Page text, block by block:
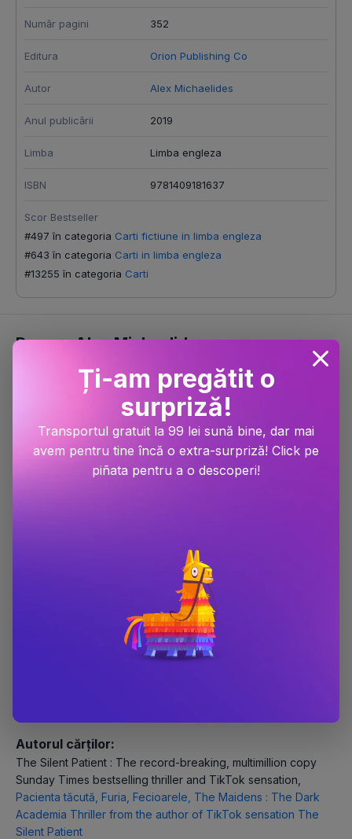
Număr pagini 352
Editura Orion Publishing Co
Autor Alex Michaelides
Anul publicării 2019
Limba Limba engleza
ISBN 9781409181637
Scor Bestseller
#497 în categoria Carti fictiune in limba engleza
#643 în categoria Carti in limba engleza
#13255 în categoria Carti
Despre Alex Michaelides
Alex Michaelides inclusiv volume lansate in exclusivitate, carti
in limba engleza si noutati. Alex Michaelides se bucura de un
succes rasunator la nivelul international, cu zeci de mii de
exemplare vandute din fiecare carte. Felul in care scrie si
contureaza personajele reprezinta principalele atuuri ale Alex
Michaelides. Fiecare carte scrisa de Alex Michaelides este
citita cu drag de mii de oameni.
Autorul cărților:
The Silent Patient : The record-breaking, multimillion copy
Sunday Times bestselling thriller and TikTok sensation
Pacienta tăcută Furia Fecioarele The Maidens : The Dark
Academia Thriller from the author of TikTok sensation The
Silent Patient
Ți-am pregătit o
surpriză!
Transportul gratuit la 99 lei sună bine, dar mai
avem pentru tine încă o extra-surpriză! Click pe
piñata pentru a o descoperi!